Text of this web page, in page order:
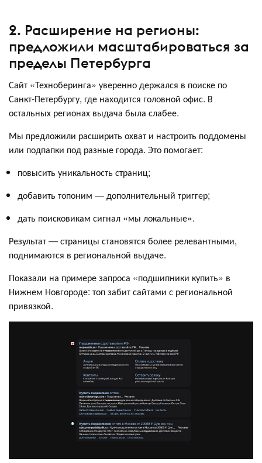
2. Расширение на регионы:
предложили масштабироваться за
пределы Петербурга
Сайт «Техноберинга» уверенно держался в поиске по
Санкт-Петербургу, где находится головной офис. В
остальных регионах выдача была слабее.
Мы предложили расширить охват и настроить поддомены
или подпапки под разные города. Это помогает:
повысить уникальность страниц;
добавить топоним — дополнительный триггер;
дать поисковикам сигнал «мы локальные».
Результат — страницы становятся более релевантными,
поднимаются в региональной выдаче.
Показали на примере запроса «подшипники купить» в
Нижнем Новгороде: топ забит сайтами с региональной
привязкой.